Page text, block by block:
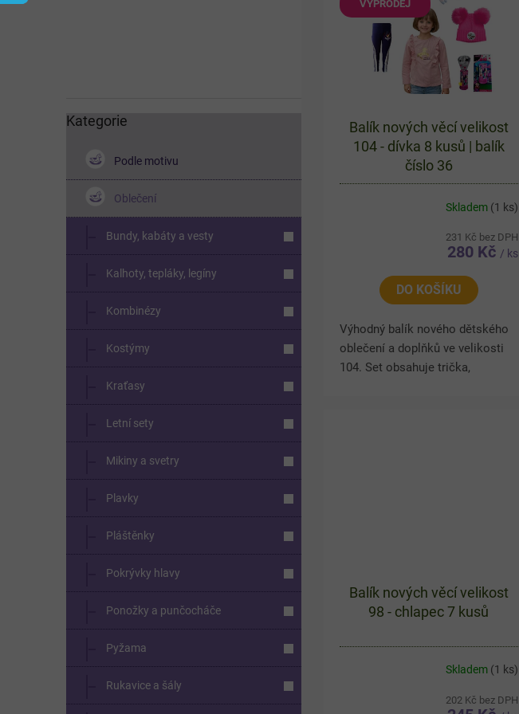
Přeskočit
Kategorie
Podle motivu
Oblečení
Bundy, kabáty a vesty
Kalhoty, tepláky, legíny
Kombinézy
Kostýmy
Kraťasy
Letní sety
Mikiny a svetry
Plavky
Pláštěnky
Pokrývky hlavy
Ponožky a punčocháče
Pyžama
Rukavice a šály
VÝPRODEJ
Balík nových věcí velikost
104 - dívka 8 kusů | balík
číslo 36
Skladem (1 ks)
231 Kč bez DPH
280 Kč / ks
DO KOŠÍKU
Výhodný balík nového dětského
oblečení a doplňků ve velikosti
104. Set obsahuje trička,
Balík nových věcí velikost
98 - chlapec 7 kusů
Skladem (1 ks)
202 Kč bez DPH